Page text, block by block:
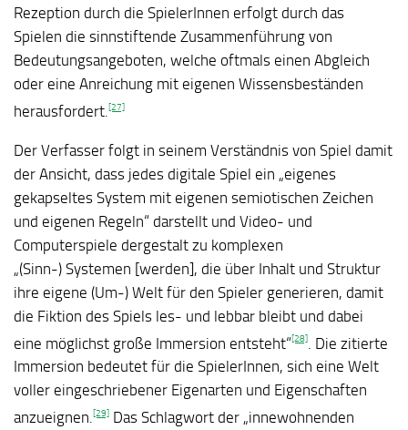
Rezeption durch die SpielerInnen erfolgt durch das
Spielen die sinnstiftende Zusammenführung von
Bedeutungsangeboten, welche oftmals einen Abgleich
oder eine Anreichung mit eigenen Wissensbeständen
herausfordert. [27]
Der Verfasser folgt in seinem Verständnis von Spiel damit
der Ansicht, dass jedes digitale Spiel ein „eigenes
gekapseltes System mit eigenen semiotischen Zeichen
und eigenen Regeln“ darstellt und Video- und
Computerspiele dergestalt zu komplexen
„(Sinn-) Systemen [werden], die über Inhalt und Struktur
ihre eigene (Um-) Welt für den Spieler generieren, damit
die Fiktion des Spiels les- und lebbar bleibt und dabei
eine möglichst große Immersion entsteht“[28]
. Die zitierte
Immersion bedeutet für die SpielerInnen, sich eine Welt
voller eingeschriebener Eigenarten und Eigenschaften
anzueignen. [29] Das Schlagwort der „innewohnenden